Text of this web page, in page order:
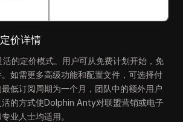
价详情
的定价模式。用户可从免费计划开始，免
如需更多高级功能和配置文件，可选择付
低订阅周期为一个月，团队中的额外用户
活的方式使Dolphin Anty对联盟营销或电子
业人士均适用。